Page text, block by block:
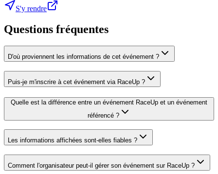
S'y rendre
Questions fréquentes
D'où proviennent les informations de cet événement ?
Puis-je m'inscrire à cet événement via RaceUp ?
Quelle est la différence entre un événement RaceUp et un événement
référencé ?
Les informations affichées sont-elles fiables ?
Comment l'organisateur peut-il gérer son événement sur RaceUp ?